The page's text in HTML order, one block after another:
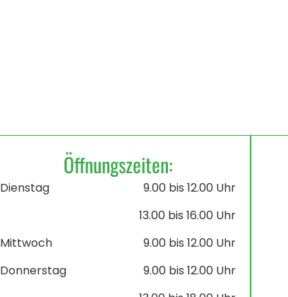
Öffnungszeiten:
Dienstag
9.00 bis 12.00 Uhr
13.00 bis 16.00 Uhr
Mittwoch
9.00 bis 12.00 Uhr
Donnerstag
9.00 bis 12.00 Uhr